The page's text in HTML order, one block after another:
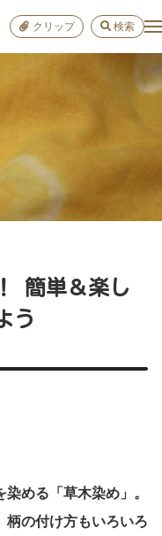
簡単＆楽し
う
める「草木染め」。
柄の付け方もいろいろ
クリップ 検索
お出